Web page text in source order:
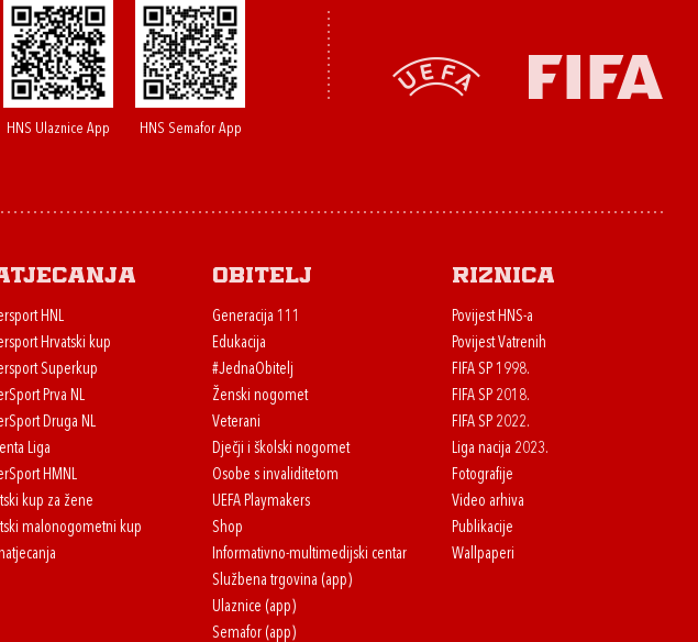
HNS Ulaznice App HNS Semafor App
HNL
Hrvatski kup
Superkup
Prva NL
Druga NL
Liga
HMNL
kup za žene
malonogometni kup
Obitelj
Generacija 111
Edukacija
#JednaObitelj
Ženski nogomet
Veterani
Dječji i školski nogomet
Osobe s invaliditetom
UEFA Playmakers
Shop
Informativno-multimedijski centar
Službena trgovina (app)
Ulaznice (app)
Semafor (app)
Riznica
Povijest HNS-a
Povijest Vatrenih
FIFA SP 1998.
FIFA SP 2018.
FIFA SP 2022.
Liga nacija 2023.
Fotografije
Video arhiva
Publikacije
Wallpaperi